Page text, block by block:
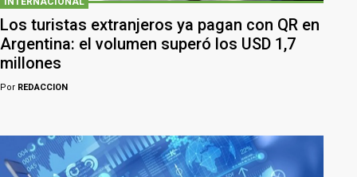
Los turistas extranjeros ya pagan con QR en
Argentina: el volumen superó los USD 1,7
millones
Por REDACCION